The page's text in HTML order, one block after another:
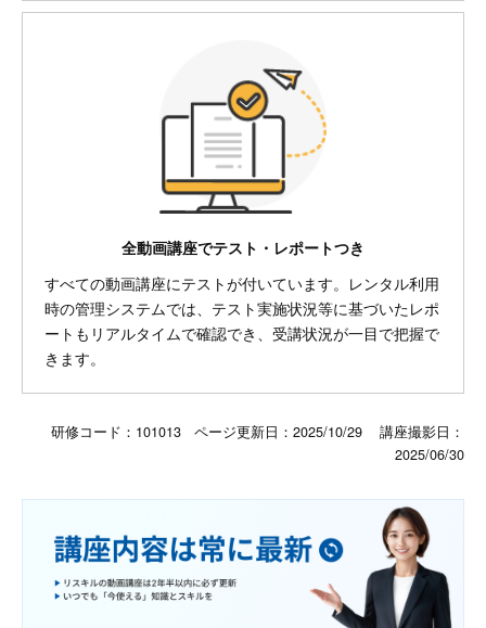
全動画講座でテスト・レポートつき
すべての動画講座にテストが付いています。レンタル利用
時の管理システムでは、テスト実施状況等に基づいたレポ
ートもリアルタイムで確認でき、受講状況が一目で把握で
きます。
研修コード：101013 ページ更新日： 2025/10/29
講座撮影日：
2025/06/30